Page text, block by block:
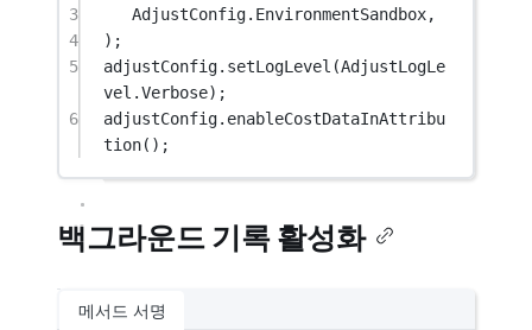
3
AdjustConfig.EnvironmentSandbox,
4
);
5
adjustConfig. setLogLevel (AdjustLogLe
vel.Verbose);
6
adjustConfig. enableCostDataInAttribu
tion();
백그라운드 기록 활성화
메서드 서명